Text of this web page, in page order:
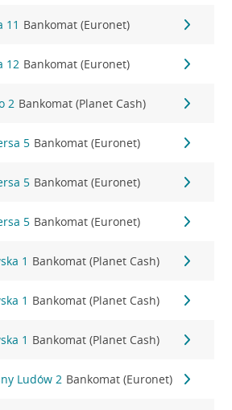
11 Bankomat (Euronet)
12 Bankomat (Euronet)
2 Bankomat (Planet Cash)
5 Bankomat (Euronet)
5 Bankomat (Euronet)
5 Bankomat (Euronet)
1 Bankomat (Planet Cash)
1 Bankomat (Planet Cash)
1 Bankomat (Planet Cash)
Ludów 2 Bankomat (Euronet)